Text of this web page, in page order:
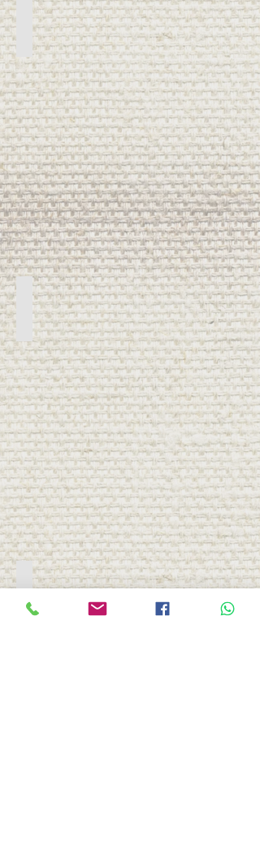
Día y noche
Cortinas Hospitalarias
Automatización